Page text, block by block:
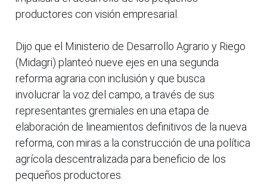
productores con visión empresarial.
Dijo que el Ministerio de Desarrollo Agrario y Riego
(Midagri) planteó nueve ejes en una segunda
reforma agraria con inclusión y que busca
involucrar la voz del campo, a través de sus
representantes gremiales en una etapa de
elaboración de lineamientos definitivos de la nueva
reforma, con miras a la construcción de una política
agrícola descentralizada para beneficio de los
pequeños productores.